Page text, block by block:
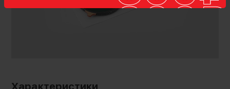
Характеристики